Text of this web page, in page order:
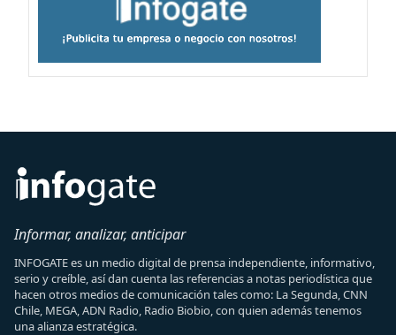
Informar, analizar, anticipar
INFOGATE es un medio digital de prensa independiente, informativo,
serio y creíble, así dan cuenta las referencias a notas periodística que
hacen otros medios de comunicación tales como: La Segunda, CNN
Chile, MEGA, ADN Radio, Radio Biobio, con quien además tenemos
una alianza estratégica.